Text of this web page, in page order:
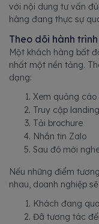
với nội dung tư vấn
hàng đang thực sự
Theo dõi hành
Một khách hàng bất
nhất một nền tảng.
dạng:
Xem quảng cáo
Truy cập
Tải brochure
Nhắn tin Zalo
Sau đó mới
Nếu những điểm
nhau, doanh nghiệp
Khách đang
Đã tương tác